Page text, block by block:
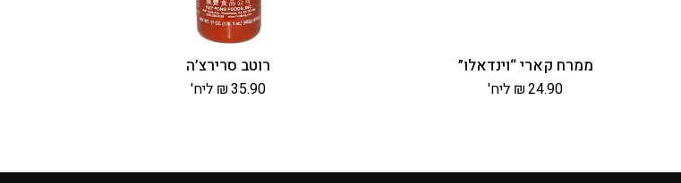
ממרח קארי “וינדאלו”
₪24.90 ליח'
רוטב סרירצ’ה
₪35.90 ליח'